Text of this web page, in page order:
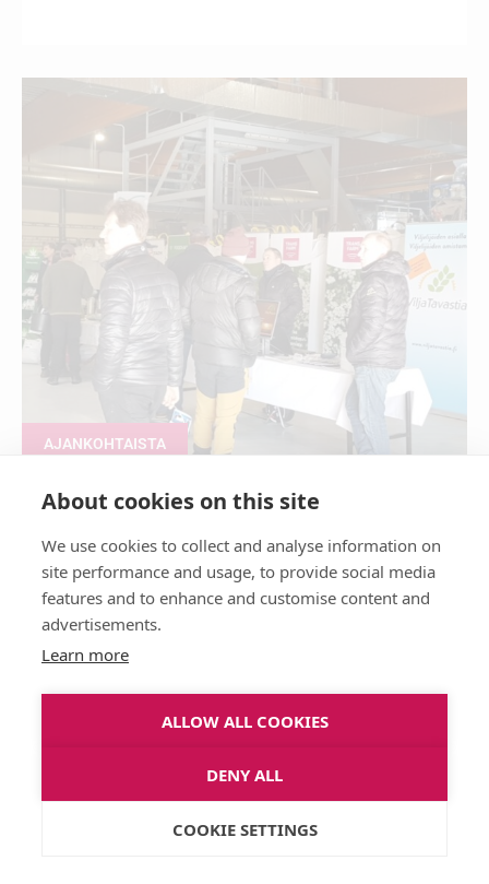
AJANKOHTAISTA
kysymykset – enemmän irti
markkinapäivästä
About cookies on this site
We use cookies to collect and analyse information on
site performance and usage, to provide social media
features and to enhance and customise content and
advertisements.
Learn more
ALLOW ALL COOKIES
DENY ALL
COOKIE SETTINGS